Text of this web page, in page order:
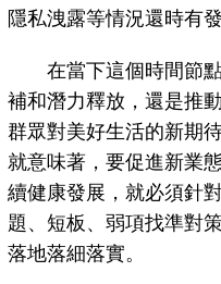
隱私洩露等情況還時有
在當下這個時間節點
補和潛力釋放，還是推
群眾對美好生活的新期
就意味著，要促進新業
續健康發展，就必須針
題、短板、弱項找準對
落地落細落實。